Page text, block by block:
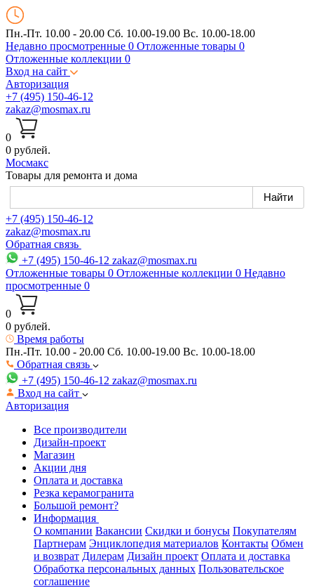
Пн.-Пт. 10.00 - 20.00 Сб. 10.00-19.00 Вс. 10.00-18.00
Недавно просмотренные 0 Отложенные товары 0
Отложенные коллекции 0
Вход на сайт
Авторизация
+7 (495) 150-46-12
zakaz@mosmax.ru
0
0 рублей.
Мосмакс
Товары для ремонта и дома
+7 (495) 150-46-12
zakaz@mosmax.ru
Обратная связь
+7 (495) 150-46-12 zakaz@mosmax.ru
Отложенные товары 0 Отложенные коллекции 0 Недавно
просмотренные 0
0
0 рублей.
Время работы
Пн.-Пт. 10.00 - 20.00 Сб. 10.00-19.00 Вс. 10.00-18.00
Обратная связь
+7 (495) 150-46-12 zakaz@mosmax.ru
Вход на сайт
Авторизация
Все производители
Дизайн-проект
Магазин
Акции дня
Оплата и доставка
Резка керамогранита
Большой ремонт?
Информация
О компании Вакансии Скидки и бонусы Покупателям
Партнерам Энциклопедия материалов Контакты Обмен
и возврат Дилерам Дизайн проект Оплата и доставка
Обработка персональных данных Пользовательское
соглашение